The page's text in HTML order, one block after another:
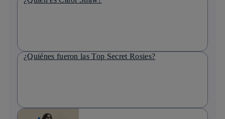
¿Quiénes fueron las Top Secret Rosies?